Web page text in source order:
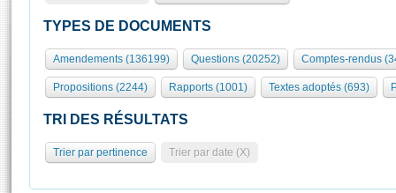
Présidence
577 députés
Groupes politiques
Séance publique
Commissions et autres organes
Europe et International
Pétitions
Rôle et pouvoirs de l'Assemblée
Organisation de l'Assemblée
Présidence Conférence des Présidents Bureau Collège des
Statistiques et chiffres clés
Visiter l'Assemblée
Visite virtuelle du palais Bourbon
Assister à une séance
TYPES DE DOCUMENTS
Amendements (136199) Questions (20252) Comptes-rendus
Propositions (2244) Rapports (1001) Textes adoptés (693)
TRI DES RÉSULTATS
Trier par pertinence Trier par date (X)